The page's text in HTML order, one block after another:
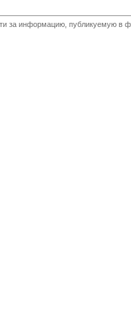
за информацию, публикуемую